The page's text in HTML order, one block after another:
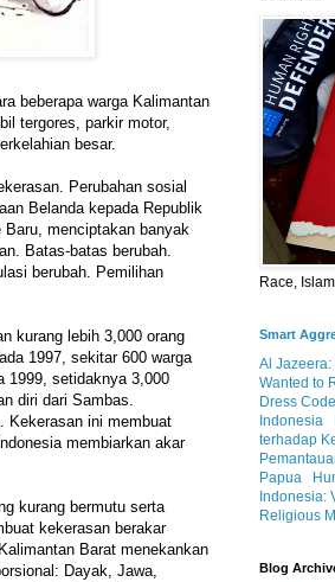
beberapa warga Kalimantan
tergores, parkir motor,
besar.
Perubahan sosial
Belanda kepada Republik
Baru, menciptakan banyak
Batas-batas berubah.
berubah. Pemilihan
kurang lebih 3,000 orang
1997, sekitar 600 warga
1999, setidaknya 3,000
diri dari Sambas.
Kekerasan ini membuat
membiarkan akar
kurang bermutu serta
kekerasan berakar
Barat menekankan
Dayak, Jawa,
Race,
Smart
Al Jazeera:
Wanted to
Dress
Indonesia
terhadap
Papua
Indonesia:
Religious
Blog